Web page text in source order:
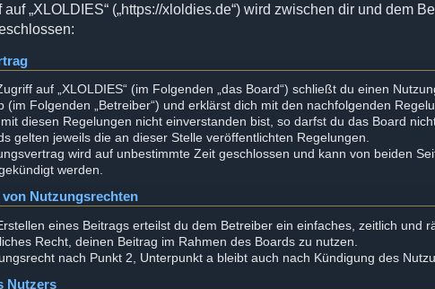
auf „XLOLDIES“ („https://xloldies.de“) wird zwischen dir und dem
auf „XLOLDIES“ (im Folgenden „das Board“) schließt du einen
(im Folgenden „Betreiber“) und erklärst dich mit den nachfolgenden
diesen Regelungen nicht einverstanden bist, so darfst du das Board
gelten jeweils die an dieser Stelle veröffentlichten Regelungen.
wird auf unbestimmte Zeit geschlossen und kann von beiden
werden.
Nutzungsrechten
eines Beitrags erteilst du dem Betreiber ein einfaches, zeitlich und
Recht, deinen Beitrag im Rahmen des Boards zu nutzen.
nach Punkt 2, Unterpunkt a bleibt auch nach Kündigung des
Nutzers